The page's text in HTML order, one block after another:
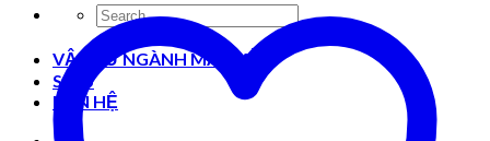
Search
for:
VẬT TƯ NGÀNH MAY MẶC
Shop
LIÊN HỆ